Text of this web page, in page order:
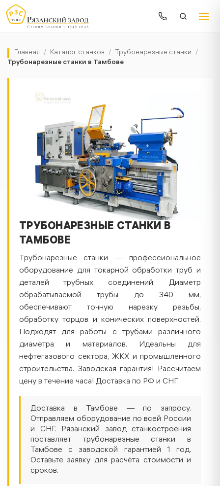
Главная / Каталог станков / Трубонарезные станки /
Трубонарезные станки в Тамбове
ТРУБОНАРЕЗНЫЕ СТАНКИ В
ТАМБОВЕ
Трубонарезные станки — профессиональное
оборудование для токарной обработки труб и
деталей трубных соединений. Диаметр
обрабатываемой трубы до 340 мм,
обеспечивают точную нарезку резьбы,
обработку торцов и конических поверхностей.
Подходят для работы с трубами различного
диаметра и материалов. Идеальны для
нефтегазового сектора, ЖКХ и промышленного
строительства. Заводская гарантия! Рассчитаем
цену в течение часа! Доставка по РФ и СНГ.
Доставка в Тамбове — по запросу.
Отправляем оборудование по всей России
и СНГ. Рязанский завод станкостроения
поставляет трубонарезные станки в
Тамбове с заводской гарантией 1 год.
Оставьте заявку для расчёта стоимости и
сроков.